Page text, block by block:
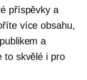
příspěvky a
více obsahu,
a
to skvělé i pro